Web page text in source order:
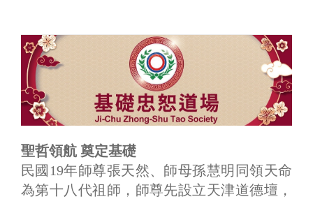
聖哲領航 奠定基礎
民國19年師尊張天然、師母孫慧明同領天命
為第十八代祖師，師尊先設立天津道德壇，